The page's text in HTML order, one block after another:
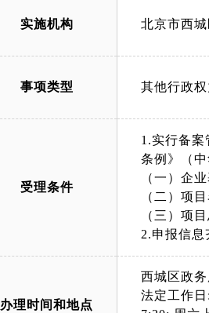
实施机构 北京市西
事项类型 其他行政
受理条件
1.实行备
条例》（
（一）企
（二）项
（三）项
2.申报信
办理时间和地点
西城区政
法定工作